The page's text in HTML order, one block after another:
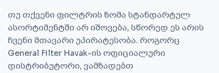
თუ თქვენი ფილტრის ზომა სტანდარტულ
ასორტიმენტში არ იშოვება, სწორედ ეს არის
ჩვენი მთავარი უპირატესობა. როგორც
General Filter Havak-ის ოფიციალური
დისტრიბუტორი, ვამზადებთ